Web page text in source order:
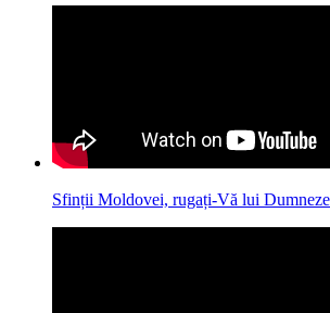
Sfinții Moldovei, rugați-Vă lui